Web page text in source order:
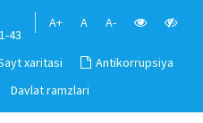
43
A+ A A-
xaritasi
Antikorrupsiya
Davlat ramzlari